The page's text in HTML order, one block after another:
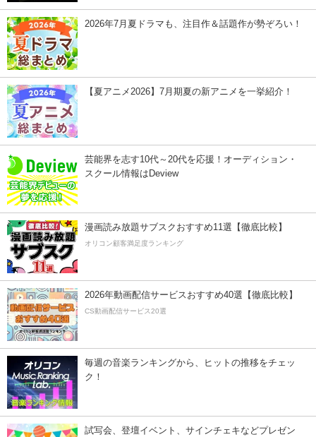
2026年7月夏ドラマも、注目作＆話題作が勢ぞろい！
【夏アニメ2026】7月期夏の新アニメを一挙紹介！
芸能界を志す10代～20代を応援！オーディション・
スクール情報はDeview
漫画読み放題サブスクおすすめ11選【徹底比較】
オリコン顧客満足度ランキング
2026年動画配信サービスおすすめ40選【徹底比較】
CS動画配信サービス20選
毎週の音楽ランキングから、ヒットの推移をチェッ
ク！
試写会、登壇イベント、サインチェキなどプレゼン